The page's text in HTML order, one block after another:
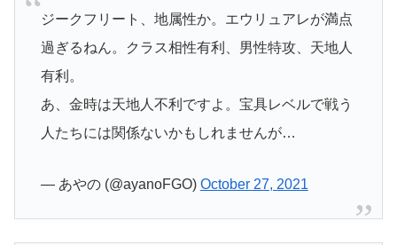
ジークフリート、地属性か。エウリュアレが満点
過ぎるねん。クラス相性有利、男性特攻、天地人
有利。
あ、金時は天地人不利ですよ。宝具レベルで戦う
人たちには関係ないかもしれませんが…
— あやの (@ayanoFGO) October 27, 2021